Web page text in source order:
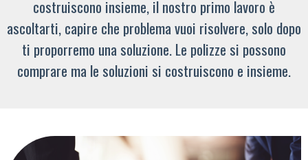
costruiscono insieme, il nostro primo lavoro è
ascoltarti, capire che problema vuoi risolvere, solo dopo
ti proporremo una soluzione. Le polizze si possono
comprare ma le soluzioni si costruiscono e insieme.